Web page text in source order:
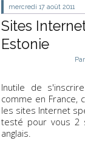
mercredi 17 août 2011
Sites
Estonie
Par
Inutile de
comme en France,
les sites Internet
testé pour vous 2
anglais.